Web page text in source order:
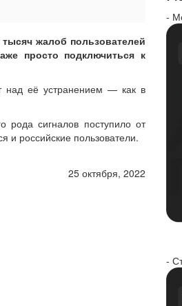
жалоб пользователей
просто подключиться к
над её устранением — как в
сигналов поступило от
и российские пользователи.
25 октября, 2022
-
-